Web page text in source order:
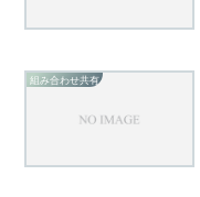
組み合わせ共有